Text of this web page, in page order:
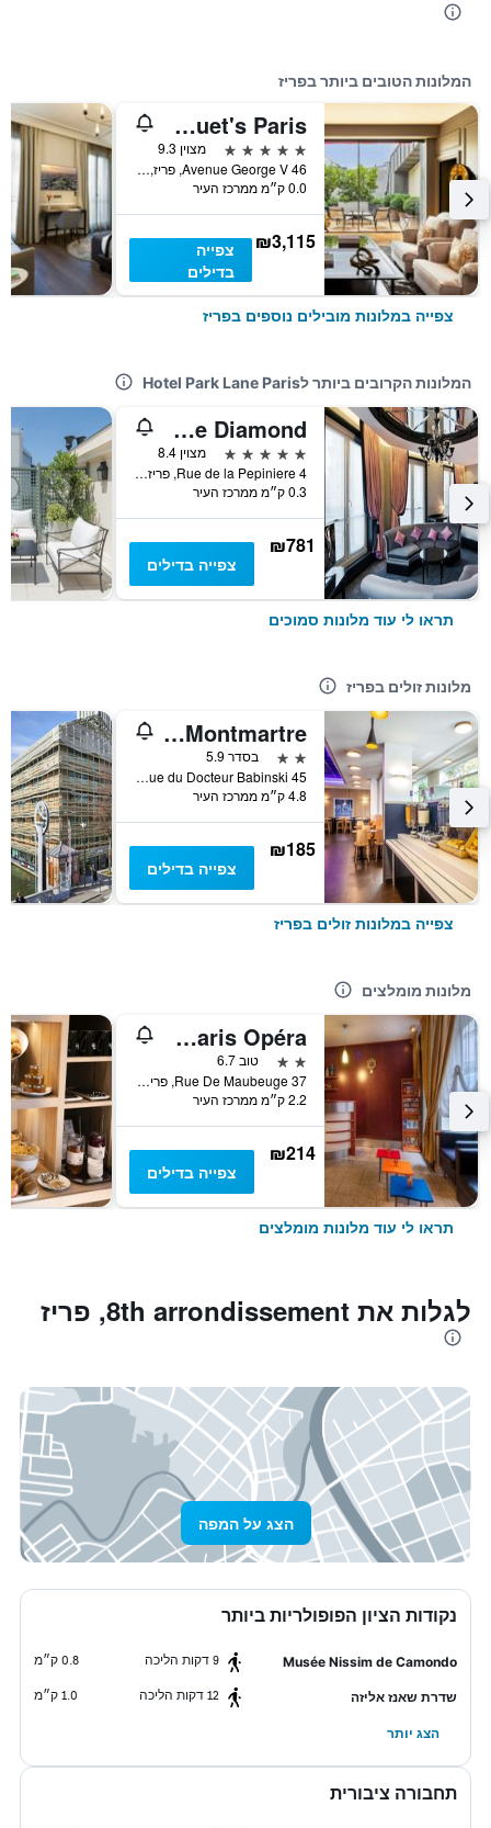
המלונות הטובים ביותר בפריז
Hôtel Fouquet's Paris
5 כוכבים
מצוין 9.3
46 Avenue George V, פריז, צרפת
0.0 ק״מ ממרכז העיר
₪3,115
צפייה
בדילים
צפייה במלונות מובילים נוספים בפריז
המלונות הקרובים ביותר לHotel Park Lane Paris
Maison Albar - Le Diamond
5 כוכבים
מצוין 8.4
4 Rue de la Pepiniere, פריז, צרפת
0.3 ק״מ ממרכז העיר
₪781
צפייה בדילים
תראו לי עוד מלונות סמוכים
מלונות זולים בפריז
ibis budget Paris Porte de Montmartre
2 כוכבים
בסדר 5.9
45 Rue du Docteur Babinski, פריז, צרפת
4.8 ק״מ ממרכז העיר
₪185
צפייה בדילים
צפייה במלונות זולים בפריז
מלונות מומלצים
Hotel de Paris Opéra
2 כוכבים
טוב 6.7
37 Rue De Maubeuge, פריז, צרפת
2.2 ק״מ ממרכז העיר
₪214
צפייה בדילים
תראו לי עוד מלונות מומלצים
לגלות את 8th arrondissement, פריז
הצג על המפה
נקודות הציון הפופולריות ביותר
Musée Nissim de Camondo 9 דקות הליכה 0.8 ק״מ
שדרת שאנז אליזה 12 דקות הליכה 1.0 ק״מ
הצג יותר
תחבורה ציבורית